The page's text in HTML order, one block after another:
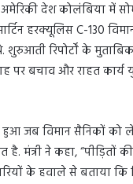
देश कोलंबिया में
हरक्यूलिस C-130
रिपोर्टों के
बचाव और राहत कार्य
जब विमान सैनिकों को
मंत्री ने कहा, “पीड़ितों
के हवाले से बताया